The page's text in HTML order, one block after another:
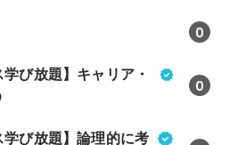
0
学び放題】キャリア・
0
学び放題】論理的に考